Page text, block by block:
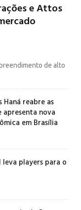
e Attos
de alto
Haná reabre as
nova
em Brasília
players para o